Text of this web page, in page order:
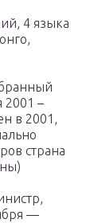
4 языка
2001 –
в 2001,
страна
—